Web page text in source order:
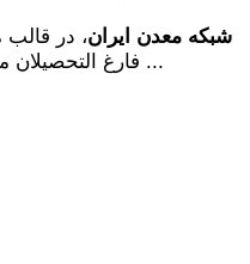
شبکه معدن ایران، در
فارغ­ التحصیلان مهندسی معدن دانشگاه ­های تهران ...